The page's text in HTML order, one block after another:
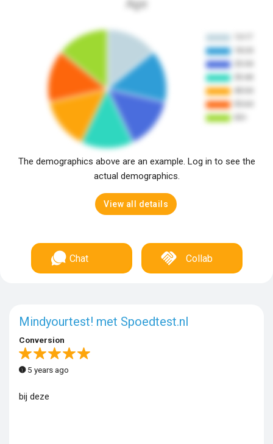
Age
The demographics above are an example. Log in to see the
actual demographics.
View all details
Chat Collab
Mindyourtest! met Spoedtest.nl
Conversion
5 years ago
bij deze